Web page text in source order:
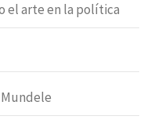
el arte en la política
Mundele